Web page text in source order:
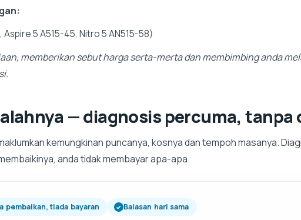
Aspire 5 A515-45, Nitro 5 AN515-58)
memberikan sebut harga serta-merta dan membimbing anda
— diagnosis percuma, tanpa
kemungkinan puncanya, kosnya dan tempoh masanya.
anda tidak membayar apa-apa.
pembaikan, tiada bayaran Balasan hari sama